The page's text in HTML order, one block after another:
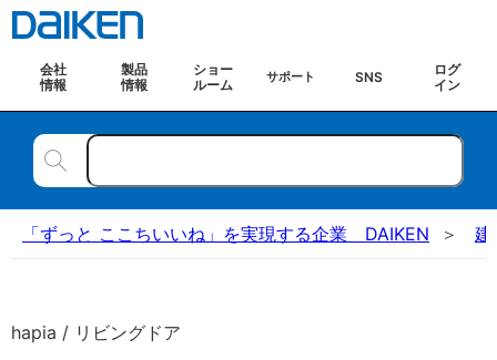
会社
情報
製品
情報
ショー
ルーム
サポート SNS
ログ
イン
「ずっと ここちいいね」を実現する企業 DAIKEN 建
hapia / リビングドア